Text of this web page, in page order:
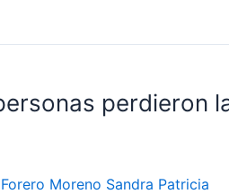
perdieron
Forero Moreno Sandra Patricia